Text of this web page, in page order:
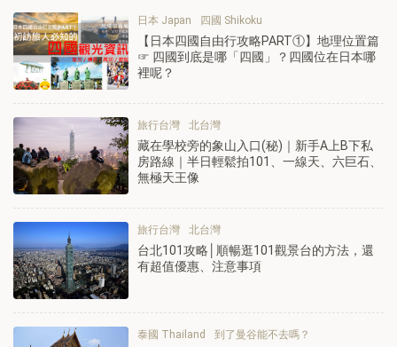
日本 Japan 四國 Shikoku
【日本四國自由行攻略PART①】地理位置篇
☞ 四國到底是哪「四國」？四國位在日本哪
裡呢？
旅行台灣 北台灣
藏在學校旁的象山入口(秘)｜新手A上B下私
房路線｜半日輕鬆拍101、一線天、六巨石、
無極天王像
旅行台灣 北台灣
台北101攻略│順暢逛101觀景台的方法，還
有超值優惠、注意事項
泰國 Thailand 到了曼谷能不去嗎？